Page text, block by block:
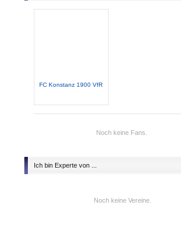
FC Konstanz 1900 VfR
Noch keine Fans.
Ich bin Experte von ...
Noch keine Vereine.